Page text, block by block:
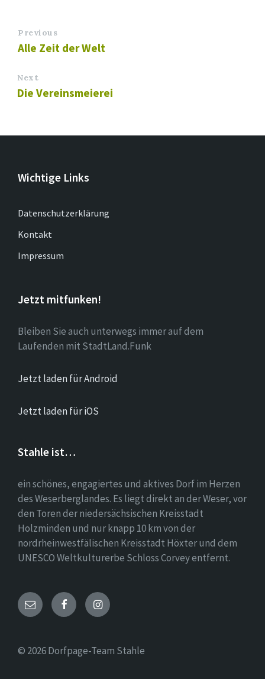
Previous
Alle Zeit der Welt
Next
Die Vereinsmeierei
Wichtige Links
Datenschutzerklärung
Kontakt
Impressum
Jetzt mitfunken!
Bleiben Sie auch unterwegs immer auf dem
Laufenden mit StadtLand.Funk
Jetzt laden für Android
Jetzt laden für iOS
Stahle ist…
ein schönes, engagiertes und aktives Dorf im Herzen
des Weserberglandes. Es liegt direkt an der Weser, vor
den Toren der niedersächsischen Kreisstadt
Holzminden und nur knapp 10 km von der
nordrheinwestfälischen Kreisstadt Höxter und dem
UNESCO Weltkulturerbe Schloss Corvey entfernt.
Email FacebookInstagram
© 2026 Dorfpage-Team Stahle